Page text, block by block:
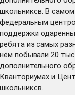
школьников. В
федеральным
поддержки
ребята из самых
нём побывали 20
дополнительного
Кванториумах и
школьников.